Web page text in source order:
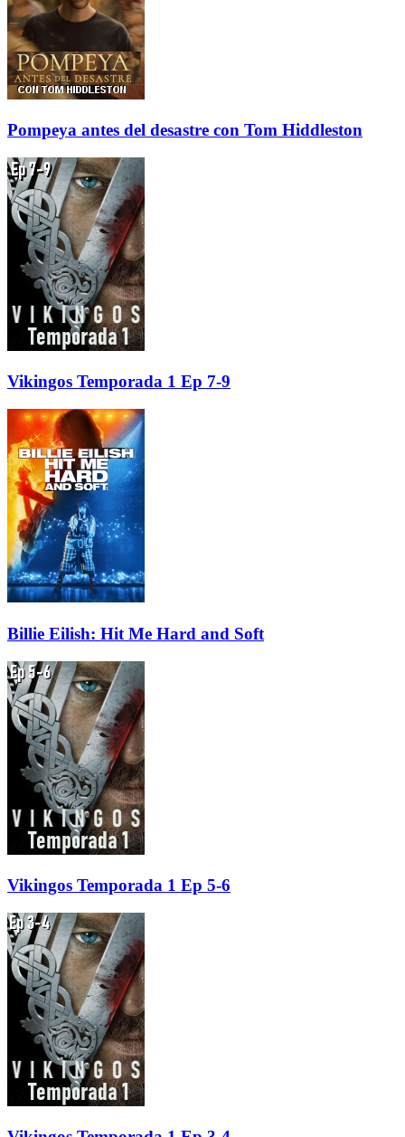
Pompeya antes del desastre con Tom Hiddleston
Vikingos Temporada 1 Ep 7-9
Billie Eilish: Hit Me Hard and Soft
Vikingos Temporada 1 Ep 5-6